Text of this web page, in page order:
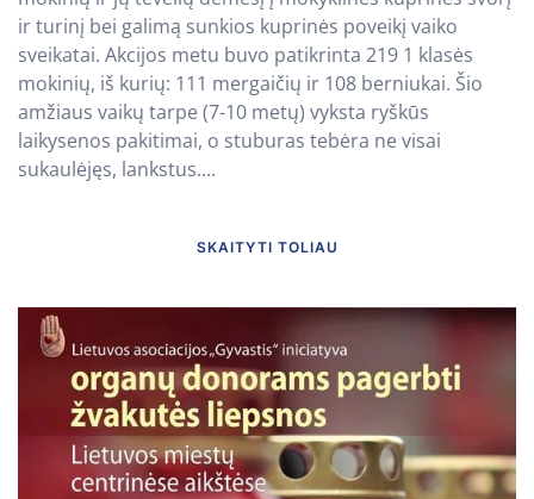
ir turinį bei galimą sunkios kuprinės poveikį vaiko
sveikatai. Akcijos metu buvo patikrinta 219 1 klasės
mokinių, iš kurių: 111 mergaičių ir 108 berniukai. Šio
amžiaus vaikų tarpe (7-10 metų) vyksta ryškūs
laikysenos pakitimai, o stuburas tebėra ne visai
sukaulėjęs, lankstus....
SKAITYTI TOLIAU